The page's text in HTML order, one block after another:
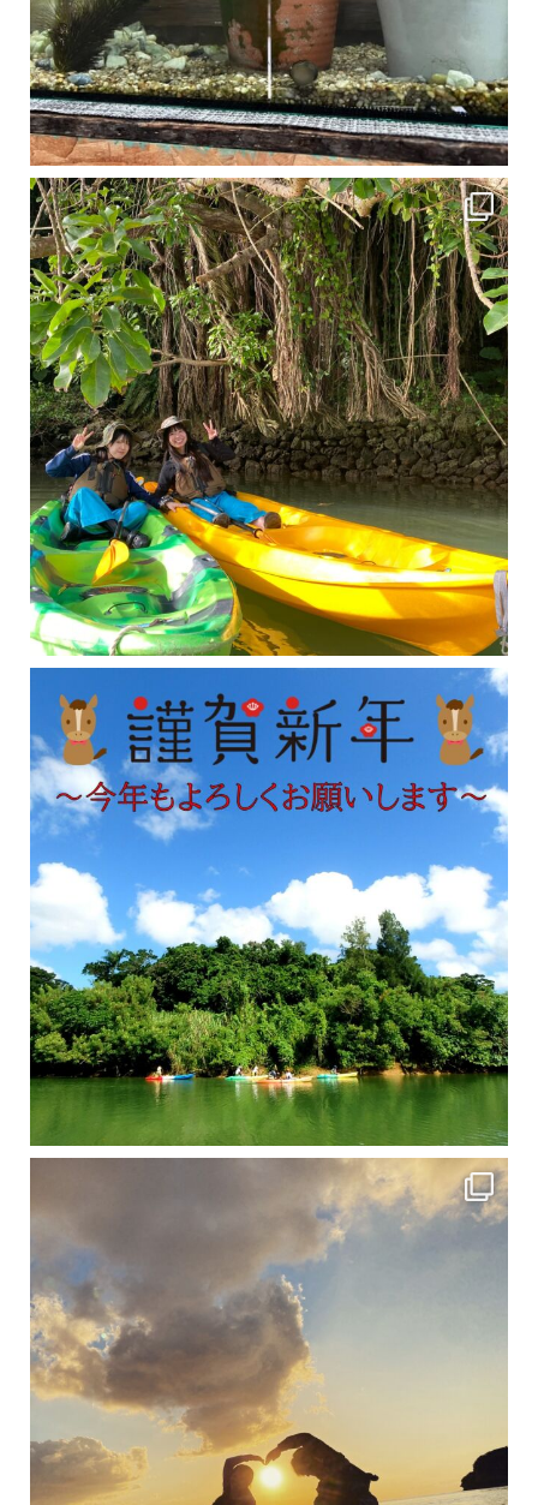
1月は流石に沖縄も寒くなってきました
ですが、ご安心ください！ 無料貸し出しの防水
修学旅行シーズンも終わり、一気に冷え込んできました。 2025年今年もあっという間に終